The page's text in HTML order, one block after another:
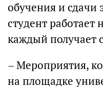
обучения и сдачи
студент работает
каждый получает
– Мероприятия,
на площадке